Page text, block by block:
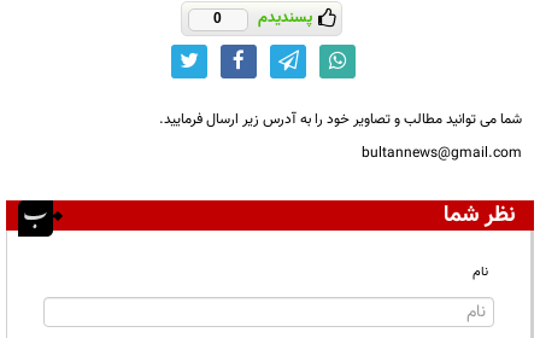
پسندیدم 0
شما می توانید مطالب و تصاویر خود را به آدرس زیر ارسال فرمایید.
bultannews@gmail.com
نظر شما
نام